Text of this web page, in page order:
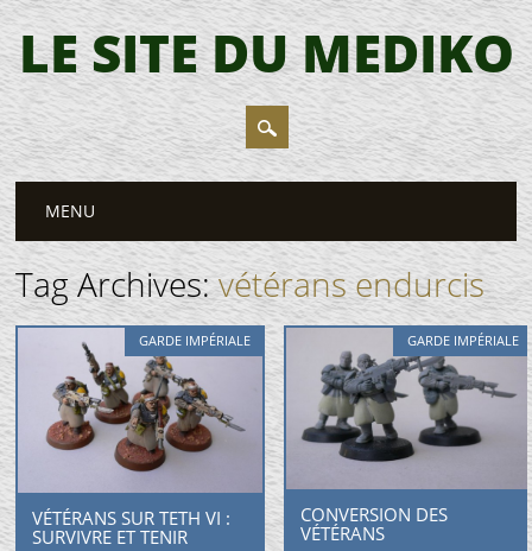
LE SITE DU MEDIKO
Main menu
to
content
MENU
Tag Archives:vétérans endurcis
GARDE IMPÉRIALE
VÉTÉRANS SUR TETH VI :
SURVIVRE ET TENIR
GARDE IMPÉRIALE
CONVERSION DES
VÉTÉRANS